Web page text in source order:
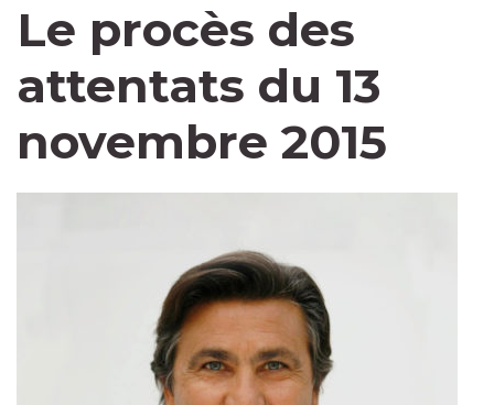
Le procès des
attentats du 13
novembre 2015